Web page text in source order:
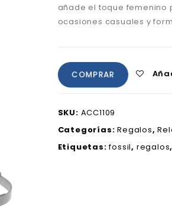
añade el toque femenino
ocasiones casuales y
COMPRAR
SKU: ACC1109
Categorías:Regalos,
Etiquetas:fossil, regalos,